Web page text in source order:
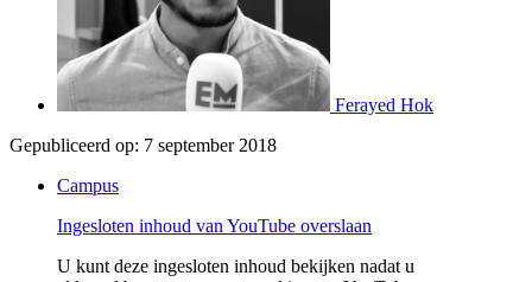
Ferayed Hok
Gepubliceerd op: 7 september 2018
Campus
Ingesloten inhoud van YouTube overslaan
U kunt deze ingesloten inhoud bekijken nadat u